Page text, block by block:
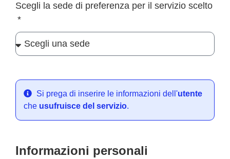
Scegli la sede di preferenza per il servizio scelto
Si prega di inserire le informazioni dell'utente
che usufruisce del servizio.
Informazioni personali